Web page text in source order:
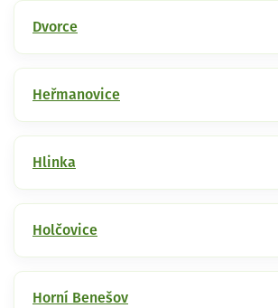
Dvorce
Heřmanovice
Hlinka
Holčovice
Horní Benešov